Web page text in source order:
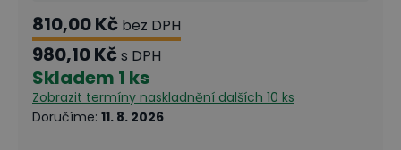
810,00 Kč bez DPH
980,10 Kčs DPH
Skladem 1 ks
Zobrazit termíny naskladnění dalších 10 ks
Doručíme: 11. 8. 2026